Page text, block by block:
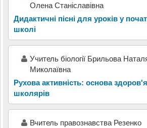
Олена Станіславівна
Дидактичні пісні для уроків у
школі
Учитель біології Брильова
Миколаївна
Рухова активність: основа
школярів
Вчитель правознавства Резенко